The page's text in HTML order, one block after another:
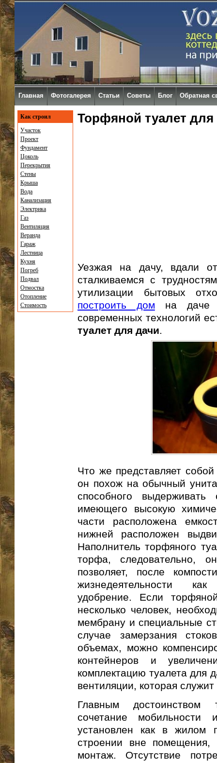
Торфяной туалет для
Уезжая на дачу, вдали
сталкиваемся с
утилизации бытовых
построить дом на даче
современных технологий
туалет для дачи.
Что же представляет
он похож на обычный
способного
имеющего высокую
части расположена
нижней расположен
Наполнитель торфяного
торфа, следовательно,
позволяет, после
жизнедеятельности
удобрение. Если
несколько человек,
мембрану и специальные
случае замерзания
объемах, можно
контейнеров и
комплектацию туалета для
вентиляции, которая
Главным достоинством
сочетание
установлен как в жилом
строении вне
монтаж. Отсутствие
Как строил
Участок
Проект
Фундамент
Цоколь
Перекрытия
Стены
Крыша
Вода
Канализация
Электрика
Газ
Вентиляция
Веранда
Гараж
Лестница
Кухня
Погреб
Подвал
Отмостка
Отопление
Стоимость
Главная Фотогалерея Статьи Советы Блог Обратная